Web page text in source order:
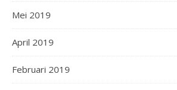
Mei 2019
April 2019
Februari 2019